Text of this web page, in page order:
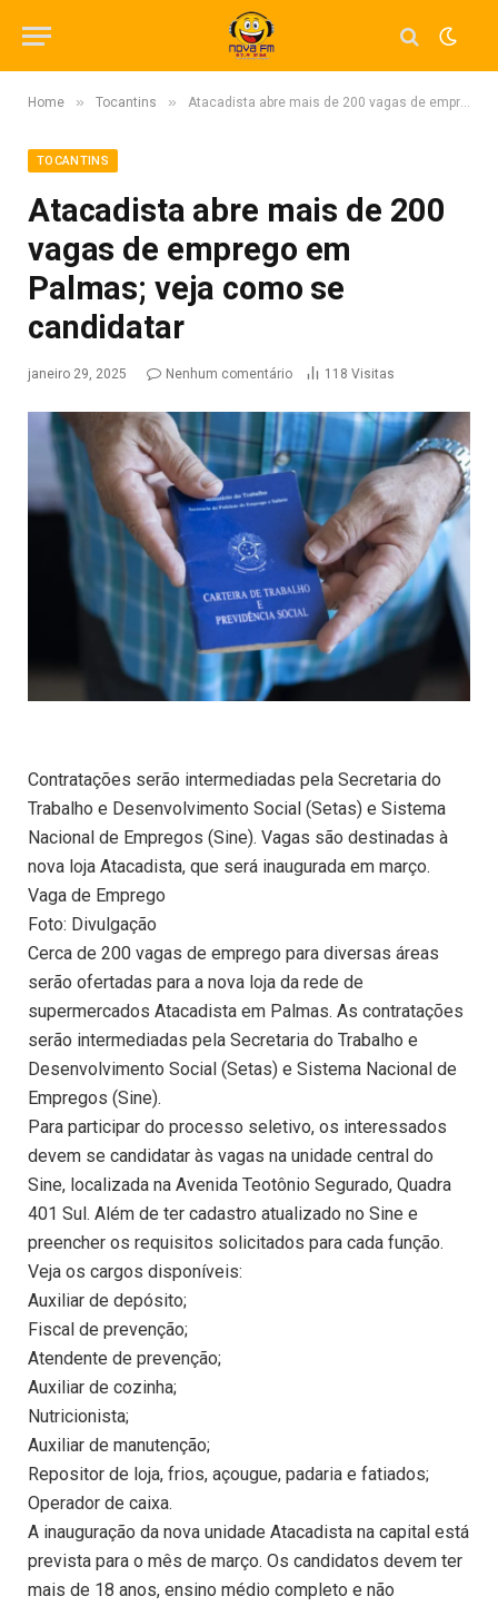
Home » Tocantins » Atacadista abre mais de 200 vagas de emprego em Palmas; veja como se candidatar
TOCANTINS
Atacadista abre mais de 200
vagas de emprego em
Palmas; veja como se
candidatar
janeiro 29, 2025 Nenhum comentário 118 Visitas
Contratações serão intermediadas pela Secretaria do
Trabalho e Desenvolvimento Social (Setas) e Sistema
Nacional de Empregos (Sine). Vagas são destinadas à
nova loja Atacadista, que será inaugurada em março.
Vaga de Emprego
Foto: Divulgação
Cerca de 200 vagas de emprego para diversas áreas
serão ofertadas para a nova loja da rede de
supermercados Atacadista em Palmas. As contratações
serão intermediadas pela Secretaria do Trabalho e
Desenvolvimento Social (Setas) e Sistema Nacional de
Empregos (Sine).
Para participar do processo seletivo, os interessados
devem se candidatar às vagas na unidade central do
Sine, localizada na Avenida Teotônio Segurado, Quadra
401 Sul. Além de ter cadastro atualizado no Sine e
preencher os requisitos solicitados para cada função.
Veja os cargos disponíveis:
Auxiliar de depósito;
Fiscal de prevenção;
Atendente de prevenção;
Auxiliar de cozinha;
Nutricionista;
Auxiliar de manutenção;
Repositor de loja, frios, açougue, padaria e fatiados;
Operador de caixa.
A inauguração da nova unidade Atacadista na capital está
prevista para o mês de março. Os candidatos devem ter
mais de 18 anos, ensino médio completo e não